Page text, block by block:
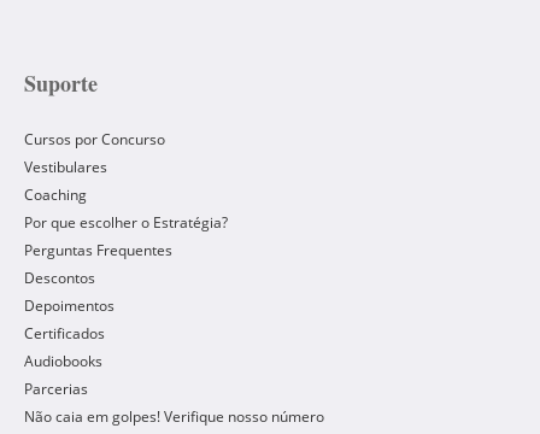
Suporte
Cursos por Concurso
Vestibulares
Coaching
Por que escolher o Estratégia?
Perguntas Frequentes
Descontos
Depoimentos
Certificados
Audiobooks
Parcerias
Não caia em golpes! Verifique nosso número